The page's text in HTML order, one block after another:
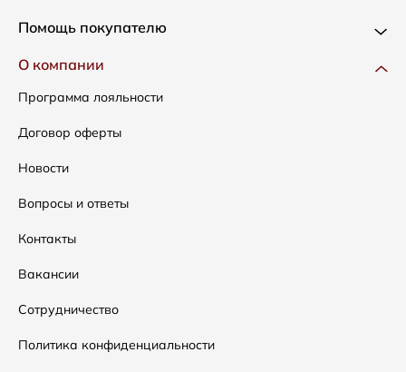
Новинки
Одежда
Сумки
Аксессуары
Распродажа
Подарочные сертификаты
Помощь покупателю
Доставка и оплата
Как оформить заказ
Условия возвратов
Таблица размеров
Уход за одеждой
О компании
Программа лояльности
Договор оферты
Новости
Вопросы и ответы
Контакты
Вакансии
Сотрудничество
Политика конфиденциальности